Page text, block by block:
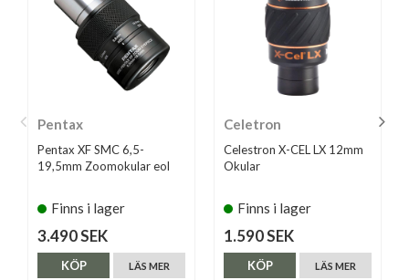
Pentax
Pentax XF SMC 6,5-
19,5mm Zoomokular eol
Finns i lager
3.490 SEK
LÄS MER
KÖP
Celetron
Celestron X-CEL LX 12mm
Okular
Finns i lager
1.590 SEK
LÄS MER
KÖP